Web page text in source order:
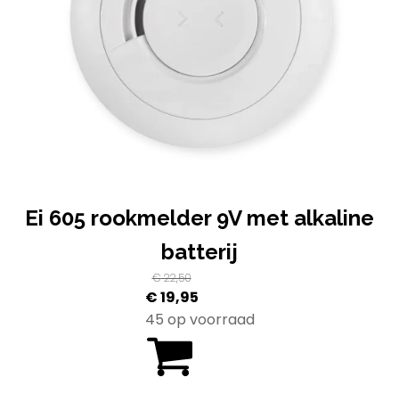
Ei 605 rookmelder 9V met alkaline
batterij
€22,50
Oorspronkelijke
prijs
was:
€ 22,50.
€19,95Huidige
prijs
45 op voorraad